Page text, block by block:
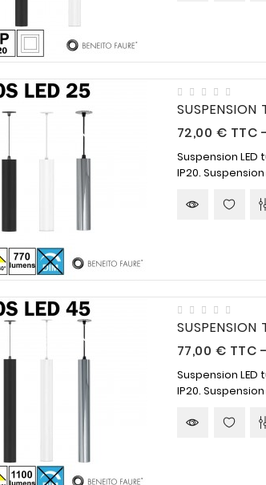
Assistance
téléphonique
04-90-22-57-28
Du lundi au vendredi
de 9h à 12h et 14h à 16h.
Vous
SUSPENSION
72,00 € Prix
TTC -
Suspension
IP20.
SUSPENSION
77,00 € Prix
TTC -
Suspension
IP20.